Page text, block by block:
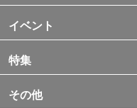
イベント
特集
その他